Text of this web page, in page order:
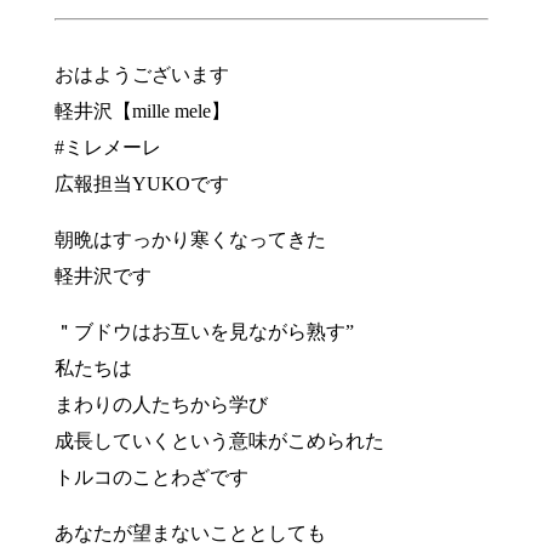
おはようございます
軽井沢【mille mele】
#ミレメーレ
広報担当YUKOです
朝晩はすっかり寒くなってきた
軽井沢です
＂ブドウはお互いを見ながら熟す”
私たちは
まわりの人たちから学び
成長していくという意味がこめられた
トルコのことわざです
あなたが望まないこととしても